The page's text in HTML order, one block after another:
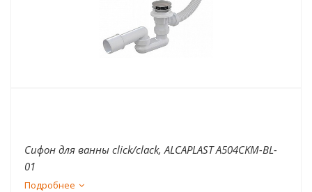
Сифон для ванны click/clack, ALCAPLAST A504CKM-BL-
01
Подробнее